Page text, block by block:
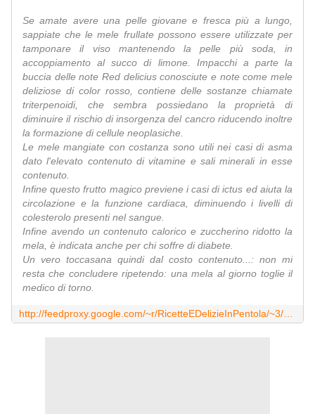
Se amate avere una pelle giovane e fresca più a lungo,
sappiate che le mele frullate possono essere utilizzate per
tamponare il viso mantenendo la pelle più soda, in
accoppiamento al succo di limone. Impacchi a parte la
buccia delle note Red delicius conosciute e note come mele
deliziose di color rosso, contiene delle sostanze chiamate
triterpenoidi, che sembra possiedano la proprietà di
diminuire il rischio di insorgenza del cancro riducendo inoltre
la formazione di cellule neoplasiche.
Le mele mangiate con costanza sono utili nei casi di asma
dato l'elevato contenuto di vitamine e sali minerali in esse
contenuto.
Infine questo frutto magico previene i casi di ictus ed aiuta la
circolazione e la funzione cardiaca, diminuendo i livelli di
colesterolo presenti nel sangue.
Infine avendo un contenuto calorico e zuccherino ridotto la
mela, è indicata anche per chi soffre di diabete.
Un vero toccasana quindi dal costo contenuto...: non mi
resta che concludere ripetendo: una mela al giorno toglie il
medico di torno.